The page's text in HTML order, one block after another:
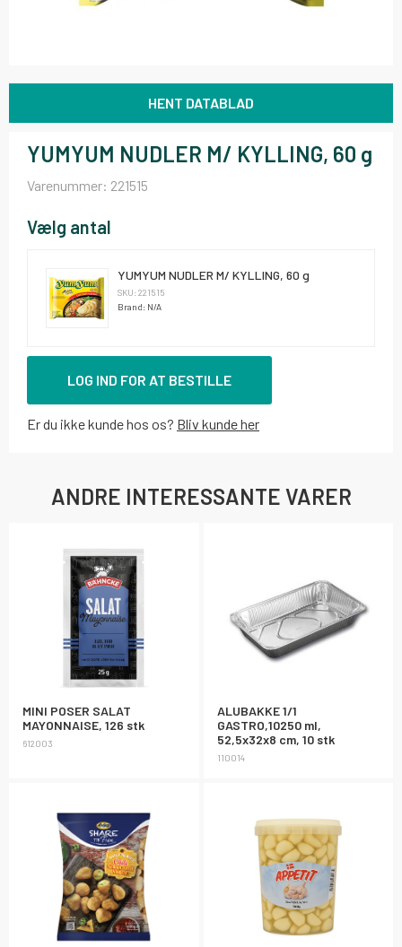
HENT DATABLAD
YUMYUM NUDLER M/ KYLLING, 60 g
Varenummer: 221515
Vælg antal
YUMYUM NUDLER M/ KYLLING, 60 g
SKU: 221515
Brand: N/A
LOG IND FOR AT BESTILLE
Er du ikke kunde hos os? Bliv kunde her
ANDRE INTERESSANTE VARER
MINI POSER SALAT
MAYONNAISE, 126 stk
612003
ALUBAKKE 1/1
GASTRO,10250 ml,
52,5x32x8 cm, 10 stk
110014